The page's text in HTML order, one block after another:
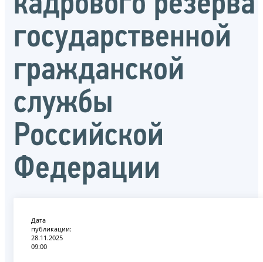
государственной
гражданской
службы
Российской
Федерации
Дата
публикации:
28.11.2025
09:00